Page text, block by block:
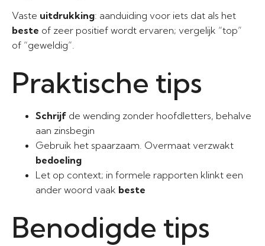
Vaste uitdrukking: aanduiding voor iets dat als het
beste of zeer positief wordt ervaren; vergelijk “top”
of “geweldig”.
Praktische tips
Schrijf de wending zonder hoofdletters, behalve
aan zinsbegin
Gebruik het spaarzaam. Overmaat verzwakt
bedoeling
Let op context; in formele rapporten klinkt een
ander woord vaak beste
Benodigde tips